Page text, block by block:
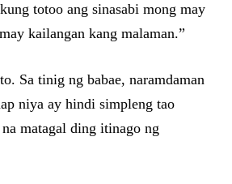
totoo ang sinasabi mong may
kailangan kang malaman.”
Sa tinig ng babae, naramdaman
niya ay hindi simpleng tao
matagal ding itinago ng